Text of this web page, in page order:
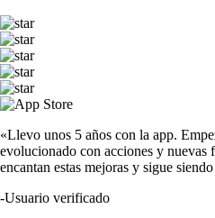
«Llevo unos 5 años con la app.
evolucionado con acciones y nuevas
encantan estas mejoras y sigue
-Usuario verificado